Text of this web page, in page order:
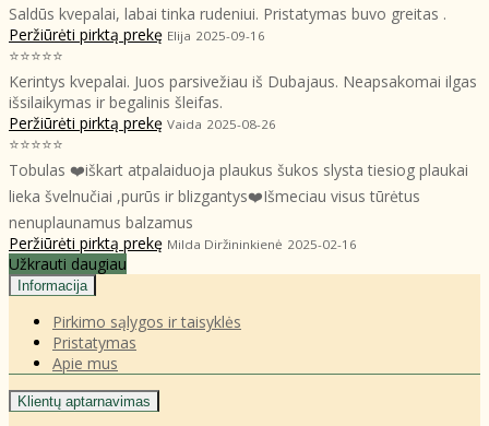
Saldūs kvepalai, labai tinka rudeniui. Pristatymas buvo greitas .
Peržiūrėti pirktą prekę Elija 2025-09-16
⭐⭐⭐⭐⭐
Kerintys kvepalai. Juos parsivežiau iš Dubajaus. Neapsakomai ilgas
išsilaikymas ir begalinis šleifas.
Peržiūrėti pirktą prekę Vaida 2025-08-26
⭐⭐⭐⭐⭐
Tobulas ❤️iškart atpalaiduoja plaukus šukos slysta tiesiog plaukai
lieka švelnučiai ,purūs ir blizgantys❤️Išmeciau visus tūrėtus
nenuplaunamus balzamus
Peržiūrėti pirktą prekę Milda Diržininkienė 2025-02-16
Užkrauti daugiau
Informacija
Pirkimo sąlygos ir taisyklės
Pristatymas
Apie mus
Klientų aptarnavimas